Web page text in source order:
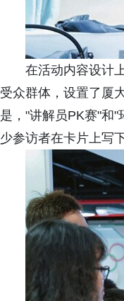
在活动内容设计
受众群体，设置了厦
是，"讲解员PK赛"和
少参访者在卡片上写